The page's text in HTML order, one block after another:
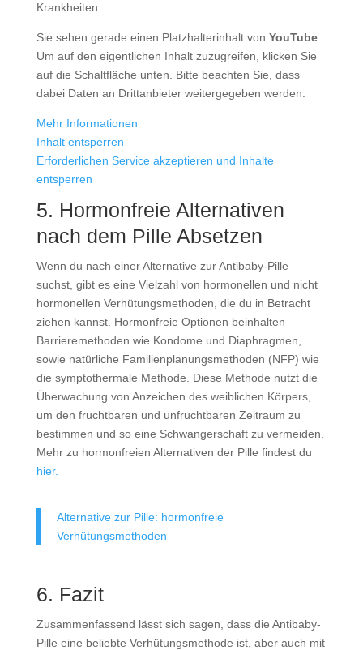
Krankheiten.
Sie sehen gerade einen Platzhalterinhalt von YouTube.
Um auf den eigentlichen Inhalt zuzugreifen, klicken Sie
auf die Schaltfläche unten. Bitte beachten Sie, dass
dabei Daten an Drittanbieter weitergegeben werden.
Mehr Informationen
Inhalt entsperren
Erforderlichen Service akzeptieren und Inhalte
entsperren
5. Hormonfreie Alternativen
nach dem Pille Absetzen
Wenn du nach einer Alternative zur Antibaby-Pille
suchst, gibt es eine Vielzahl von hormonellen und nicht
hormonellen Verhütungsmethoden, die du in Betracht
ziehen kannst. Hormonfreie Optionen beinhalten
Barrieremethoden wie Kondome und Diaphragmen,
sowie natürliche Familienplanungsmethoden (NFP) wie
die symptothermale Methode. Diese Methode nutzt die
Überwachung von Anzeichen des weiblichen Körpers,
um den fruchtbaren und unfruchtbaren Zeitraum zu
bestimmen und so eine Schwangerschaft zu vermeiden.
Mehr zu hormonfreien Alternativen der Pille findest du
hier.
Alternative zur Pille: hormonfreie
Verhütungsmethoden
6. Fazit
Zusammenfassend lässt sich sagen, dass die Antibaby-
Pille eine beliebte Verhütungsmethode ist, aber auch mit